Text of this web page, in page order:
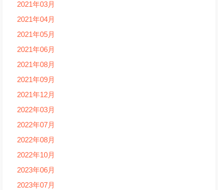
2021年03月
2021年04月
2021年05月
2021年06月
2021年08月
2021年09月
2021年12月
2022年03月
2022年07月
2022年08月
2022年10月
2023年06月
2023年07月